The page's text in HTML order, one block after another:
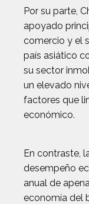
Por su parte,
apoyado
comercio y el
país asiático
su sector
un elevado
factores que
económico.
En contraste,
desempeño
anual de
economía del